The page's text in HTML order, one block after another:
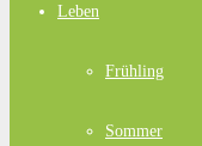
Leben
Frühling
Sommer